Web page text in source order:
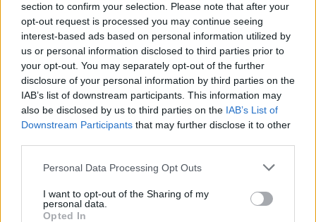
section to confirm your selection. Please note that after your
opt-out request is processed you may continue seeing
interest-based ads based on personal information utilized by
us or personal information disclosed to third parties prior to
your opt-out. You may separately opt-out of the further
disclosure of your personal information by third parties on the
IAB’s list of downstream participants. This information may
also be disclosed by us to third parties on the IAB’s List of
Downstream Participants that may further disclose it to other
Personal Data Processing Opt Outs
I want to opt-out of the Sharing of my
personal data.
Opted In
Smazaný|Předmět:Je jeden Bůh! Náš
milující Otec!
02.11.23 22:36:18
#2493
Je jeden Bůh! Náš milující Otec!!!
Přihlásit se a odpovědět